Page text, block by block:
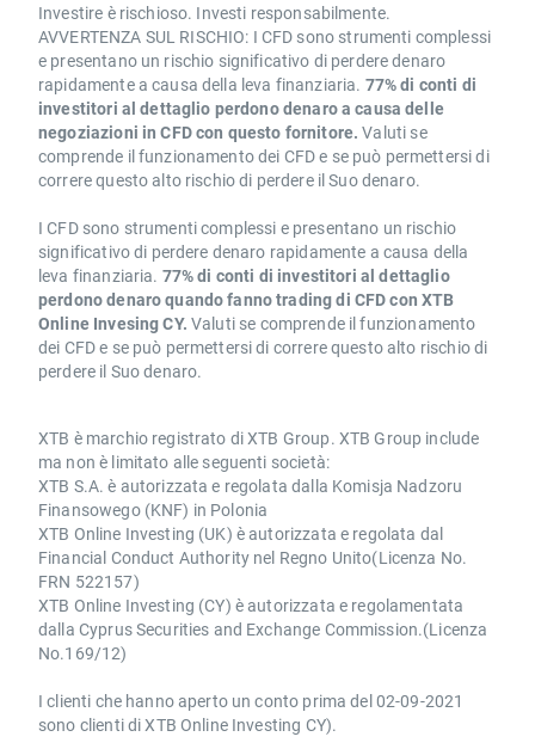
Investire è rischioso. Investi responsabilmente.
AVVERTENZA SUL RISCHIO: I CFD sono strumenti complessi
e presentano un rischio significativo di perdere denaro
rapidamente a causa della leva finanziaria. 77% di conti di
investitori al dettaglio perdono denaro a causa delle
negoziazioni in CFD con questo fornitore. Valuti se
comprende il funzionamento dei CFD e se può permettersi di
correre questo alto rischio di perdere il Suo denaro.
I CFD sono strumenti complessi e presentano un rischio
significativo di perdere denaro rapidamente a causa della
leva finanziaria. 77% di conti di investitori al dettaglio
perdono denaro quando fanno trading di CFD con XTB
Online Invesing CY. Valuti se comprende il funzionamento
dei CFD e se può permettersi di correre questo alto rischio di
perdere il Suo denaro.
XTB è marchio registrato di XTB Group. XTB Group include
ma non è limitato alle seguenti società:
XTB S.A. è autorizzata e regolata dalla Komisja Nadzoru
Finansowego (KNF) in Polonia
XTB Online Investing (UK) è autorizzata e regolata dal
Financial Conduct Authority nel Regno Unito(Licenza No.
FRN 522157)
XTB Online Investing (CY) è autorizzata e regolamentata
dalla Cyprus Securities and Exchange Commission.(Licenza
No.169/12)
I clienti che hanno aperto un conto prima del 02-09-2021
sono clienti di XTB Online Investing CY).